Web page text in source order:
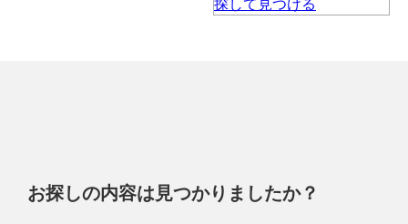
お探しの内容は見つかりましたか？